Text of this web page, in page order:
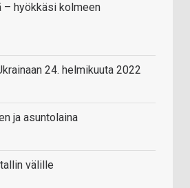
hyökkäsi kolmeen
24. helmikuuta 2022
ja asuntolaina
välille